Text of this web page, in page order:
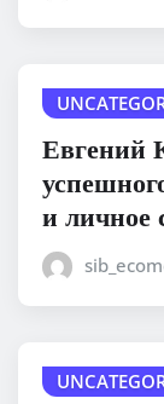
Евгений
и личное